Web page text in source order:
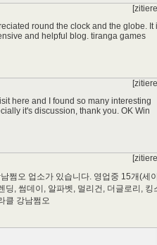
round the clock and the globe. It
and helpful blog. tiranga games
here and I found so many interesting
it's discussion, thank you. OK Win
쩜오 업소가 있습니다. 영업중 15개(세이
딩, 썸데이, 알파벳, 멀리건, 더글로리, 킹
클 강남쩜오